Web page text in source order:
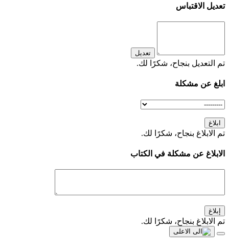
تعديل الاقتباس
تعديل
تم التعديل بنجاح، شكرًا لك.
ابلغ عن مشكلة
ابلاغ
تم الابلاغ بنجاح، شكرًا لك.
الابلاغ عن مشكلة في الكتاب
إبلاغ
تم الابلاغ بنجاح، شكرًا لك.